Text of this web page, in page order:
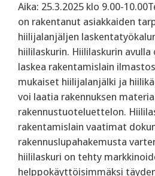
Aika: 25.3.2025 klo 9.00-
on rakentanut asiakkaiden
hiilijalanjäljen
hiililaskurin. Hiililaskurin
laskea rakentamislain
mukaiset hiilijalanjälki ja
voi laatia rakennuksen
rakennustuoteluettelon.
rakentamislain vaatimat
rakennuslupahakemusta
hiililaskuri on tehty
helppokäyttöisimmäksi